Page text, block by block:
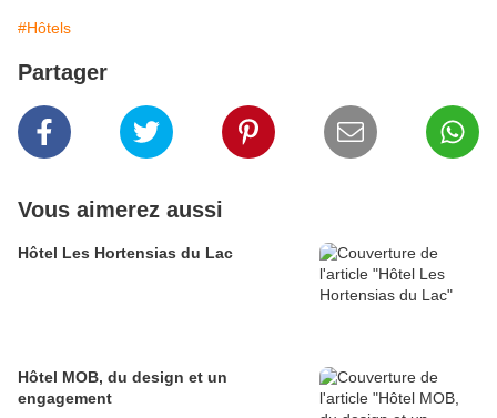
#Hôtels
Partager
Vous aimerez aussi
Hôtel Les Hortensias du Lac
Hôtel MOB, du design et un
engagement